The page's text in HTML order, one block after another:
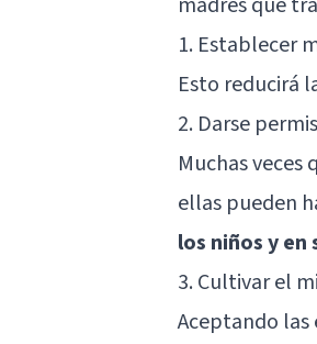
1. Establecer
Esto reducirá
2. Darse
Muchas
ellas pueden
los niños y
3. Cultivar el
Aceptando las